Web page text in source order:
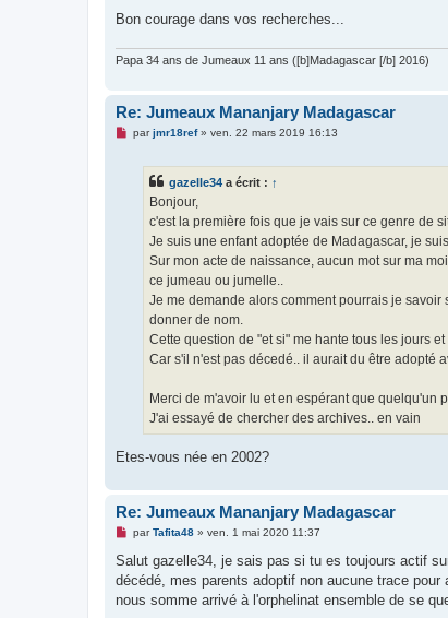
Bon courage dans vos recherches...
Papa 34 ans de Jumeaux 11 ans ([b]Madagascar [/b] 2016)
Re: Jumeaux Mananjary Madagascar
Mparjmr18ref» ven. 22 mars 2019 16:13
gazelle34 a écrit : ↑
Bonjour,
c'est la première fois que je vais sur ce genre de
Je suis une enfant adoptée de Madagascar, je
Sur mon acte de naissance, aucun mot sur ma
ce jumeau ou jumelle..
Je me demande alors comment pourrais je
donner de nom.
Cette question de "et si" me hante tous les jours
Car s'il n'est pas décedé.. il aurait du être adopté
Merci de m'avoir lu et en espérant que quelqu'un
J'ai essayé de chercher des archives.. en vain
Etes-vous née en 2002?
Re: Jumeaux Mananjary Madagascar
M
s
a
g
parTafita48» ven. 1 mai 2020 11:37
Salut gazelle34, je sais pas si tu es toujours actif
décédé, mes parents adoptif non aucune trace
nous somme arrivé à l'orphelinat ensemble de se